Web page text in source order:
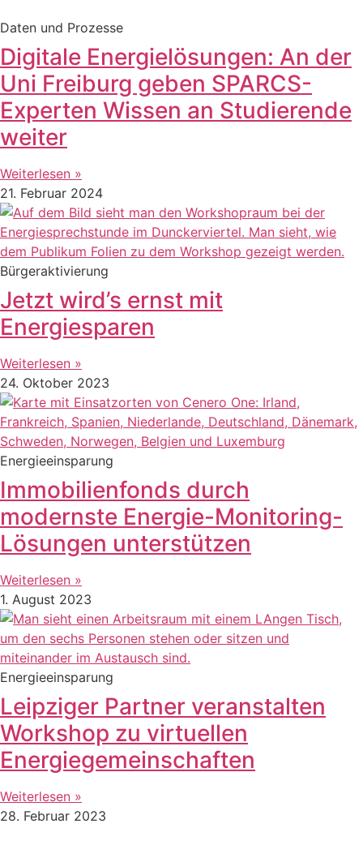
Daten und Prozesse
Digitale Energielösungen: An der
Uni Freiburg geben SPARCS-
Experten Wissen an Studierende
weiter
Weiterlesen »
21. Februar 2024
Bürgeraktivierung
Jetzt wird’s ernst mit
Energiesparen
Weiterlesen »
24. Oktober 2023
Energieeinsparung
Immobilienfonds durch
modernste Energie-Monitoring-
Lösungen unterstützen
Weiterlesen »
1. August 2023
Energieeinsparung
Leipziger Partner veranstalten
Workshop zu virtuellen
Energiegemeinschaften
Weiterlesen »
28. Februar 2023